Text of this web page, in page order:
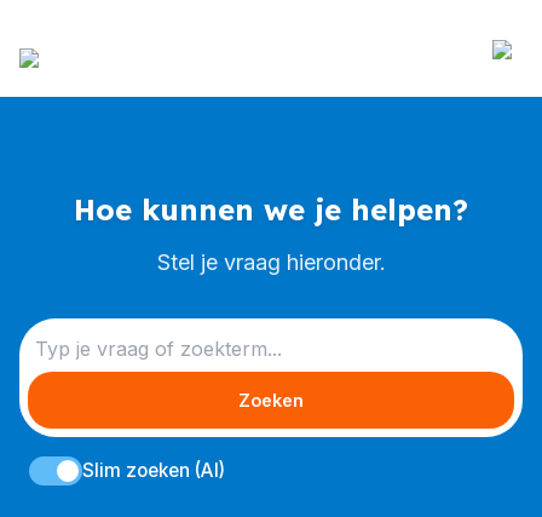
Hoe kunnen we je helpen?
Stel je vraag hieronder.
Zoeken
Slim zoeken (AI)